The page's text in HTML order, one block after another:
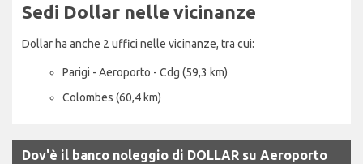
Sedi Dollar nelle vicinanze
Dollar ha anche 2 uffici nelle vicinanze, tra cui:
Parigi - Aeroporto - Cdg (59,3 km)
Colombes (60,4 km)
Dov'è il banco noleggio di DOLLAR su Aeroporto